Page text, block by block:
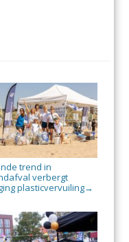
trend in
verbergt
plasticvervuiling→